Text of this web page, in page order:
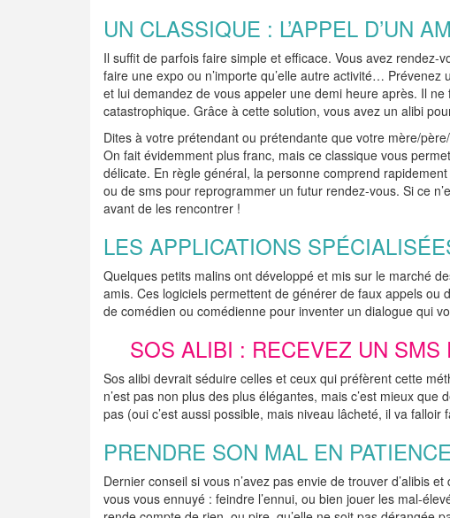
UN CLASSIQUE : L’APPEL D’UN
Il suffit de parfois faire simple et efficace. Vous avez rendez-
faire une expo ou n’importe qu’elle autre activité…
et lui demandez de vous appeler une demi heure après. Il
catastrophique. Grâce à cette solution, vous avez un alibi
Dites à votre prétendant ou prétendante que votre mère/
On fait évidemment plus franc, mais ce classique vous
délicate. En règle général, la personne comprend
ou de sms pour reprogrammer un futur rendez-vous. Si ce
avant de les rencontrer !
LES APPLICATIONS
Quelques petits malins ont développé et mis sur le marché
amis. Ces logiciels permettent de générer de faux appels ou
de comédien ou comédienne pour inventer un dialogue qui
SOS ALIBI : RECEVEZ UN SMS
Sos alibi devrait séduire celles et ceux qui préfèrent cette
n’est pas non plus des plus élégantes, mais c’est mieux
pas (oui c’est aussi possible, mais niveau lâcheté, il va
PRENDRE SON MAL EN PATIENCE
Dernier conseil si vous n’avez pas envie de trouver d’alibis
vous vous ennuyé : feindre l’ennui, ou bien jouer les mal-